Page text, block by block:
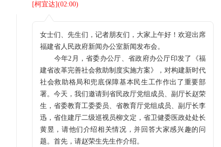
[柯宜达](02:00)
女士们、先生们，记者朋友们，大家上午好！欢迎出席
福建省人民政府新闻办公室新闻发布会。
今年2月，省委办公厅、省政府办公厅印发了《福
建省改革完善社会救助制度实施方案》，对构建新时代
社会救助格局和兜底保障基本民生工作作出了重要部
署。今天，我们邀请到省民政厅党组成员、副厅长赵荣
生，省委教育工委委员、省教育厅党组成员、副厅长李
迅，省住建厅二级巡视员柳文定，省卫健委医政处处长
黄昱，请他们介绍相关情况，并回答大家感兴趣的问
题。首先，请赵荣生先生作介绍。